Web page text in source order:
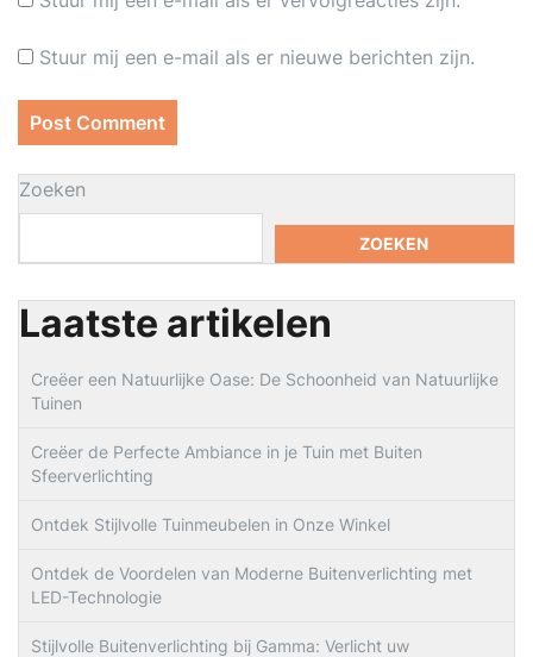
Stuur mij een e-mail als er nieuwe berichten zijn.
Zoeken
ZOEKEN
Laatste artikelen
Creëer een Natuurlijke Oase: De Schoonheid van Natuurlijke
Tuinen
Creëer de Perfecte Ambiance in je Tuin met Buiten
Sfeerverlichting
Ontdek Stijlvolle Tuinmeubelen in Onze Winkel
Ontdek de Voordelen van Moderne Buitenverlichting met
LED-Technologie
Stijlvolle Buitenverlichting bij Gamma: Verlicht uw